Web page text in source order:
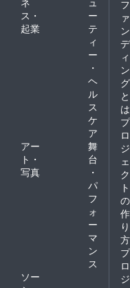
ス・
起業
ー
テ
ィ
ー
・
ヘ
ル
ス
ケ
ア
アー
ト・
写真
舞
台
・
パ
フ
ォ
ー
マ
ン
ス
ソー
フ
ァ
ン
デ
ィ
ン
グ
と
は
プ
ロ
ジ
ェ
ク
ト
の
作
り
方
プ
ロ
ジ